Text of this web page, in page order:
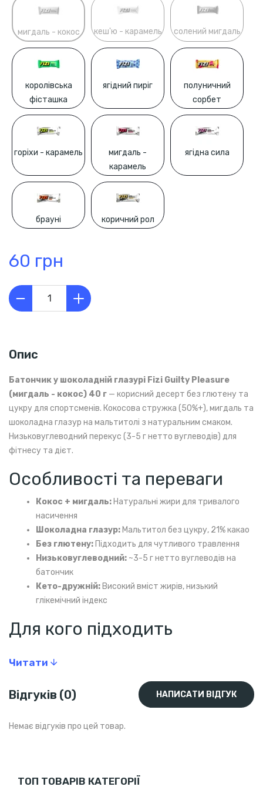
мигдаль - кокос кеш'ю - карамель солений мигдаль
королівська
фісташка
ягідний пиріг
полуничний
сорбет
горіхи - карамель
мигдаль -
карамель
ягідна сила
брауні коричний рол
60 грн
Опис
Батончик у шоколадній глазурі Fizi Guilty Pleasure
(мигдаль - кокос) 40 г — корисний десерт без глютену та
цукру для спортсменів. Кокосова стружка (50%+), мигдаль та
шоколадна глазур на мальтитолі з натуральним смаком.
Низьковуглеводний перекус (3-5 г нетто вуглеводів) для
фітнесу та дієт.
Особливості та переваги
Кокос + мигдаль: Натуральні жири для тривалого
насичення
Шоколадна глазур: Мальтитол без цукру, 21% какао
Без глютену: Підходить для чутливого травлення
Низьковуглеводний: ~3-5 г нетто вуглеводів на
батончик
Кето-дружній: Високий вміст жирів, низький
глікемічний індекс
Для кого підходить
Для фітнес-перекусів між тренуваннями
Для заміни солодощів без цукру
Для людей з глютеновою непереносимістю
Спосіб використання
Зберігати при температурі до 18°C
Термін придатності — 9 місяців
Читати
Відгуків (0) НАПИСАТИ ВІДГУК
Немає відгуків про цей товар.
ТОП ТОВАРІВ КАТЕГОРІЇ